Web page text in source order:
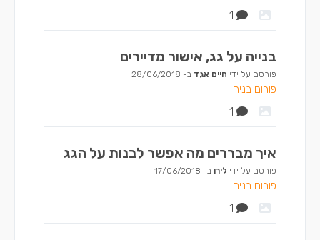
1
בנייה על גג, אישור מדיירים
פורסם על ידי חיים אגד ב- 28/06/2018
פורום בניה
1
איך מבררים מה אפשר לבנות על הגג
פורסם על ידי לירן ב- 17/06/2018
פורום בניה
1